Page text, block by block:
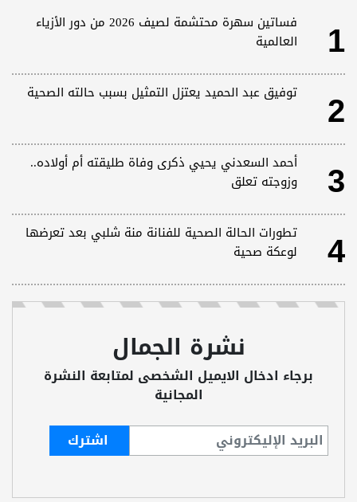
1
فساتين سهرة محتشمة لصيف 2026 من دور الأزياء
العالمية
2 توفيق عبد الحميد يعتزل التمثيل بسبب حالته الصحية
3
أحمد السعدني يحيي ذكرى وفاة طليقته أم أولاده..
وزوجته تعلق
4
تطورات الحالة الصحية للفنانة منة شلبي بعد تعرضها
لوعكة صحية
نشرة الجمال
برجاء ادخال الايميل الشخصى لمتابعة النشرة
المجانية